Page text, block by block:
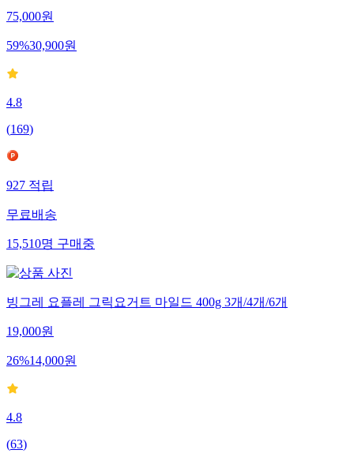
75,000원
59%30,900원
4.8
(169)
927적립
무료배송
15,510명구매중
빙그레 요플레 그릭요거트 마일드 400g 3개/4개/6개
19,000원
26%14,000원
4.8
(63)